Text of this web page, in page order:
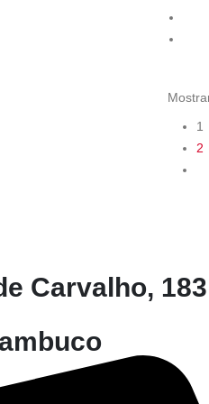
1
2
Carvalho, 183